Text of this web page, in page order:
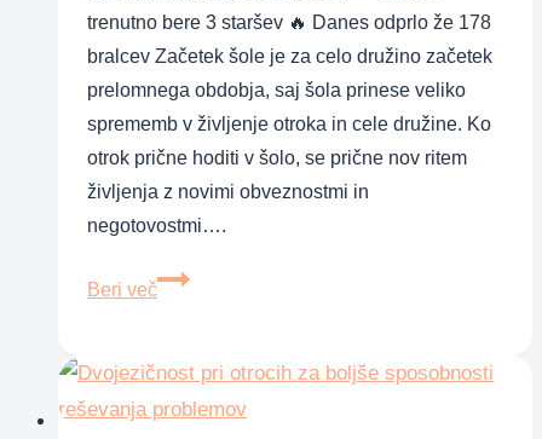
trenutno bere 3 staršev 🔥 Danes odprlo že 178
bralcev Začetek šole je za celo družino začetek
prelomnega obdobja, saj šola prinese veliko
sprememb v življenje otroka in cele družine. Ko
otrok prične hoditi v šolo, se prične nov ritem
življenja z novimi obveznostmi in
negotovostmi….
Beri več
Je
zrel
za